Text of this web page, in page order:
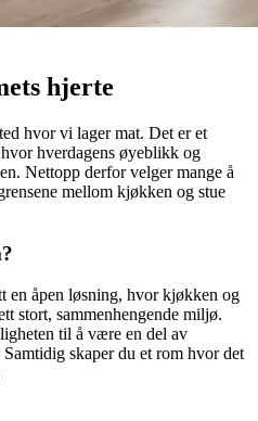
hjerte
hvor vi lager mat. Det er et
hverdagens øyeblikk og
Nettopp derfor velger mange å
mellom kjøkken og stue
en åpen løsning, hvor kjøkken og
stort, sammenhengende miljø.
til å være en del av
skaper du et rom hvor det